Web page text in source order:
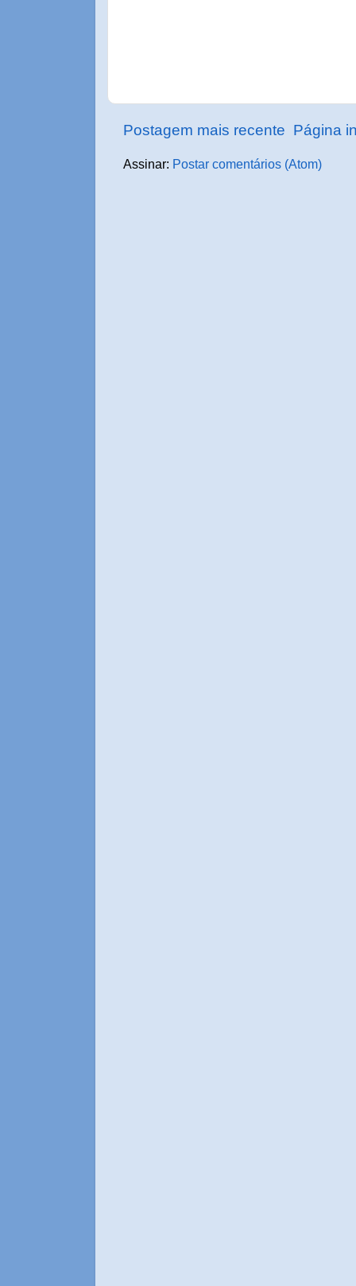
Postagem mais recente Página
Assinar: Postar comentários (Atom)